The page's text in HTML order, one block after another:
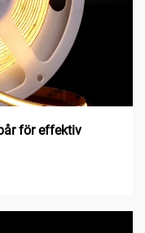
för effektiv